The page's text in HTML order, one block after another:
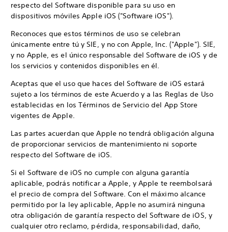
respecto del Software disponible para su uso en
dispositivos móviles Apple iOS ("Software iOS").
Reconoces que estos términos de uso se celebran
únicamente entre tú y SIE, y no con Apple, Inc. ("Apple"). SIE,
y no Apple, es el único responsable del Software de iOS y de
los servicios y contenidos disponibles en él.
Aceptas que el uso que haces del Software de iOS estará
sujeto a los términos de este Acuerdo y a las Reglas de Uso
establecidas en los Términos de Servicio del App Store
vigentes de Apple.
Las partes acuerdan que Apple no tendrá obligación alguna
de proporcionar servicios de mantenimiento ni soporte
respecto del Software de iOS.
Si el Software de iOS no cumple con alguna garantía
aplicable, podrás notificar a Apple, y Apple te reembolsará
el precio de compra del Software. Con el máximo alcance
permitido por la ley aplicable, Apple no asumirá ninguna
otra obligación de garantía respecto del Software de iOS, y
cualquier otro reclamo, pérdida, responsabilidad, daño,